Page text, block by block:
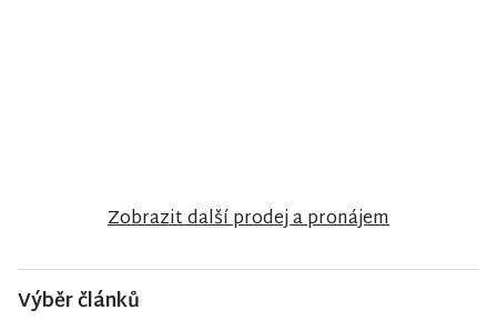
Zobrazit další prodej a pronájem
Výběr článků